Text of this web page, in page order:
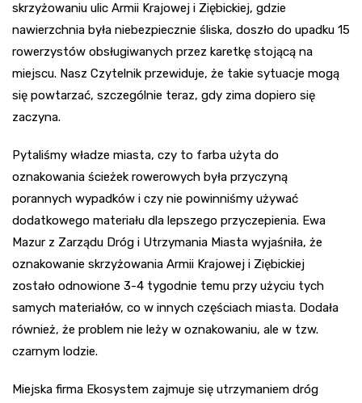
skrzyżowaniu ulic Armii Krajowej i Ziębickiej, gdzie
nawierzchnia była niebezpiecznie śliska, doszło do upadku 15
rowerzystów obsługiwanych przez karetkę stojącą na
miejscu. Nasz Czytelnik przewiduje, że takie sytuacje mogą
się powtarzać, szczególnie teraz, gdy zima dopiero się
zaczyna.
Pytaliśmy władze miasta, czy to farba użyta do
oznakowania ścieżek rowerowych była przyczyną
porannych wypadków i czy nie powinniśmy używać
dodatkowego materiału dla lepszego przyczepienia. Ewa
Mazur z Zarządu Dróg i Utrzymania Miasta wyjaśniła, że
oznakowanie skrzyżowania Armii Krajowej i Ziębickiej
zostało odnowione 3-4 tygodnie temu przy użyciu tych
samych materiałów, co w innych częściach miasta. Dodała
również, że problem nie leży w oznakowaniu, ale w tzw.
czarnym lodzie.
Miejska firma Ekosystem zajmuje się utrzymaniem dróg